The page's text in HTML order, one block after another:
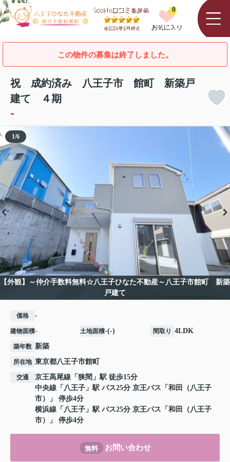
0
この物件の募集は終了しました。
祝 成約済み 八王子市 館町 新築戸
建て ４期
-
【外観】～仲介手数料無料☆八王子ひなた不動産～八王子市館町 新築
戸建て
1/6
価格 -
建物面積- 土地面積-(-) 間取り 4LDK
築年数 新築
所在地 東京都八王子市館町
交通 京王高尾線 「 狭間 」駅 徒歩15分
中央線 「 八王子 」駅 バス25分 京王バス「和田（八王子
市）」 停歩4分
横浜線 「 八王子 」駅 バス25分 京王バス「和田（八王子
市）」 停歩4分
無料 お問い合わせ